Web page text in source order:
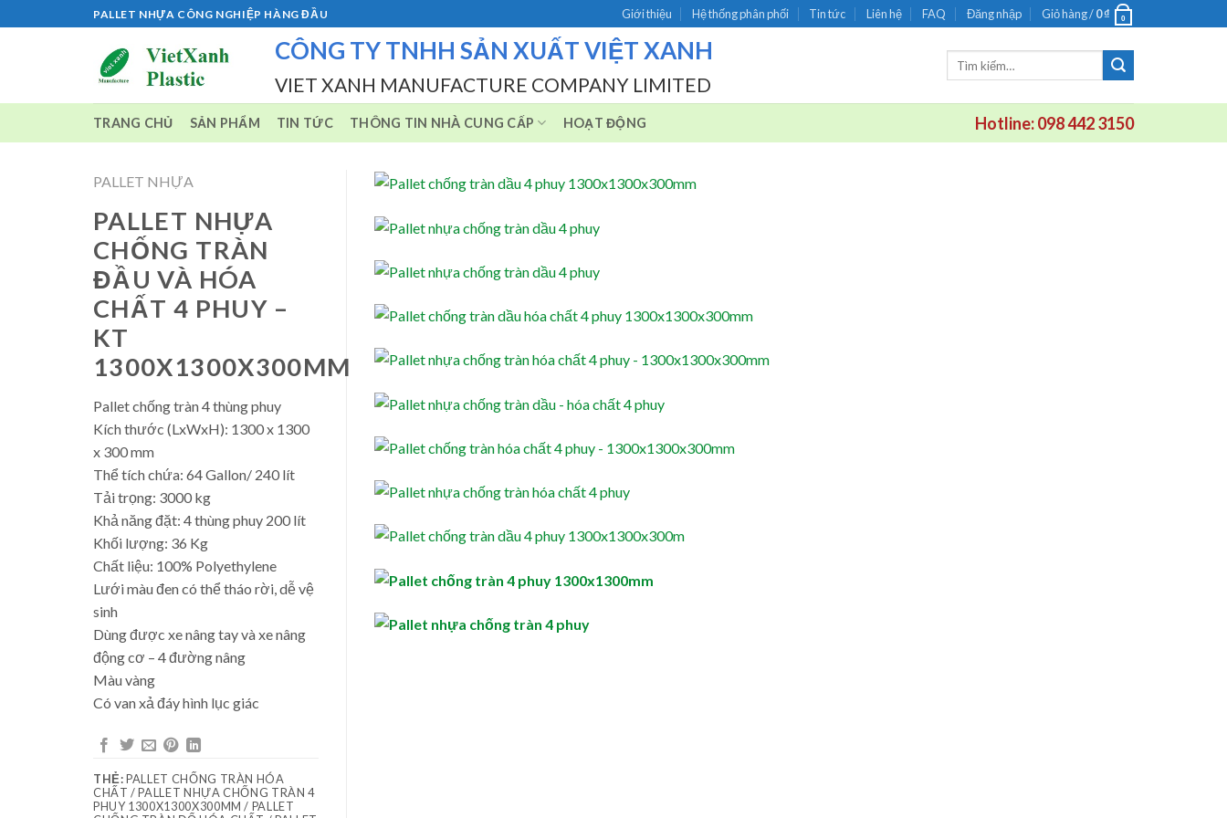
to
PALLET NHỰA CÔNG NGHIỆP HÀNG ĐẦU Giới thiệu Hệ thống phân phối Tin tức Liên hệ FAQ Đăng nhập Giỏ hàng /0₫ 0
CÔNG TY TNHH SẢN XUẤT VIỆT XANH
VIET XANH MANUFACTURE COMPANY LIMITED
TRANG CHỦ SẢN PHẨM TIN TỨC THÔNG TIN NHÀ CUNG CẤP HOẠT ĐỘNG Hotline: 098 442 3150
PALLET NHỰA
PALLET NHỰA
CHỐNG TRÀN
ĐẦU VÀ HÓA
CHẤT 4 PHUY –
KT
1300X1300X300MM
Pallet chống tràn 4 thùng phuy
Kích thước (LxWxH): 1300 x 1300
x 300 mm
Thể tích chứa: 64 Gallon/ 240 lít
Tải trọng: 3000 kg
Khả năng đặt: 4 thùng phuy 200 lít
Khối lượng: 36 Kg
Chất liệu: 100% Polyethylene
Lưới màu đen có thể tháo rời, dễ vệ
sinh
Dùng được xe nâng tay và xe nâng
động cơ – 4 đường nâng
Màu vàng
Có van xả đáy hình lục giác
THẺ:PALLET CHỐNG TRÀN HÓA
CHẤT / PALLET NHỰA CHỐNG TRÀN 4
PHUY 1300X1300X300MM / PALLET